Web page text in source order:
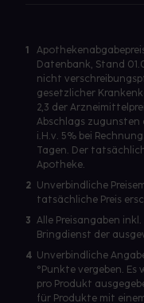
1
Datenbank, Stand
nicht
gesetzlicher
2,3 der
Abschlags zugunsten
i.H.v. 5% bei
Tagen. Der
Apotheke.
2 Unverbindliche
tatsächliche Preis
3 Alle Preisangaben
Bringdienst der
4 Unverbindliche
°Punkte vergeben. Es
pro Produkt
für Produkte mit